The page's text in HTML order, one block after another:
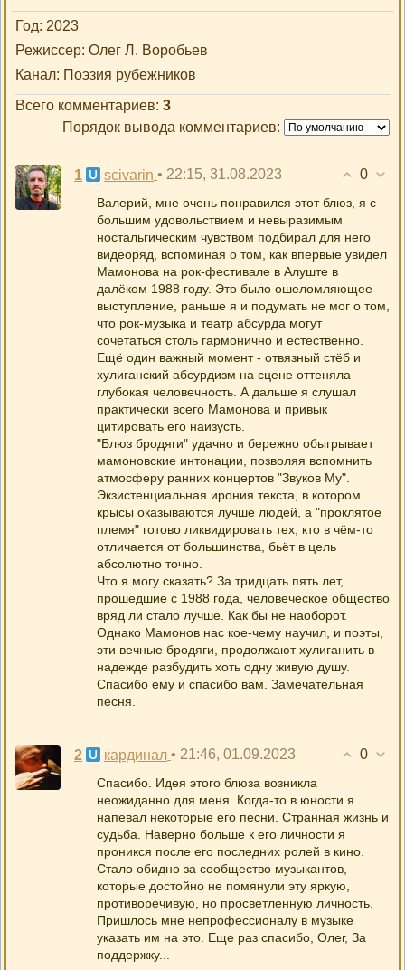
Год: 2023
Режиссер: Олег Л. Воробьев
Канал: Поэзия рубежников
Всего комментариев: 3
Порядок вывода комментариев:
0
1 scivarin • 22:15, 31.08.2023
Валерий, мне очень понравился этот блюз, я с
большим удовольствием и невыразимым
ностальгическим чувством подбирал для него
видеоряд, вспоминая о том, как впервые увидел
Мамонова на рок-фестивале в Алуште в
далёком 1988 году. Это было ошеломляющее
выступление, раньше я и подумать не мог о том,
что рок-музыка и театр абсурда могут
сочетаться столь гармонично и естественно.
Ещё один важный момент - отвязный стёб и
хулиганский абсурдизм на сцене оттеняла
глубокая человечность. А дальше я слушал
практически всего Мамонова и привык
цитировать его наизусть.
"Блюз бродяги" удачно и бережно обыгрывает
мамоновские интонации, позволяя вспомнить
атмосферу ранних концертов "Звуков Му".
Экзистенциальная ирония текста, в котором
крысы оказываются лучше людей, а "проклятое
племя" готово ликвидировать тех, кто в чём-то
отличается от большинства, бьёт в цель
абсолютно точно.
Что я могу сказать? За тридцать пять лет,
прошедшие с 1988 года, человеческое общество
вряд ли стало лучше. Как бы не наоборот.
Однако Мамонов нас кое-чему научил, и поэты,
эти вечные бродяги, продолжают хулиганить в
надежде разбудить хоть одну живую душу.
Спасибо ему и спасибо вам. Замечательная
песня.
0
2 кардинал • 21:46, 01.09.2023
Спасибо. Идея этого блюза возникла
неожиданно для меня. Когда-то в юности я
напевал некоторые его песни. Странная жизнь и
судьба. Наверно больше к его личности я
проникся после его последних ролей в кино.
Стало обидно за сообщество музыкантов,
которые достойно не помянули эту яркую,
противоречивую, но просветленную личность.
Пришлось мне непрофессионалу в музыке
указать им на это. Еще раз спасибо, Олег, За
поддержку...